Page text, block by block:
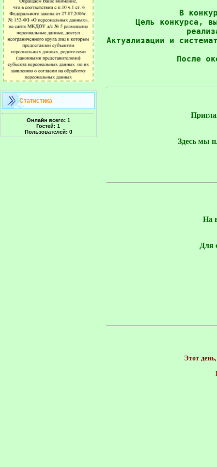
Статистика
Онлайн всего: 1
Гостей:1
Пользователей: 0
В
Цель конкурса,
Актуализации и
После
Здесь мы
На
Для
Этот